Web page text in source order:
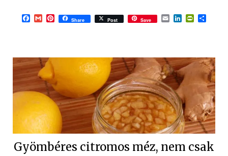
Facebook
GmailPinterest
Share Post Save EmailLinkedIn
Gyömbéres citromos méz, nem csak